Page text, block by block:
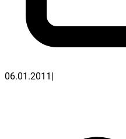
06.01.2011 |